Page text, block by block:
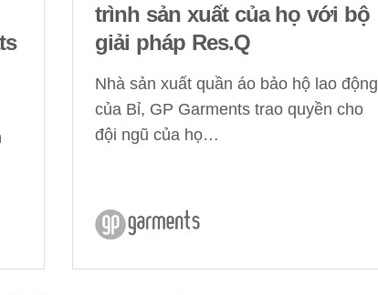
trình sản xuất của họ với bộ
giải pháp Res.Q
Nhà sản xuất quần áo bảo hộ lao động
của Bỉ, GP Garments trao quyền cho
đội ngũ của họ…